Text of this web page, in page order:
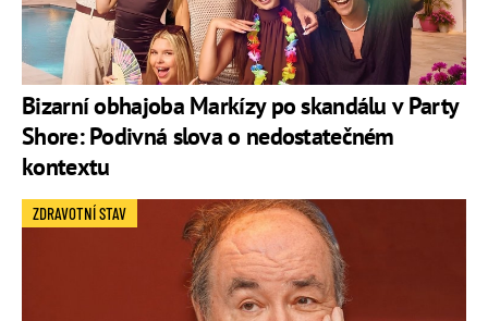
Bizarní obhajoba Markízy po skandálu v Party
Shore: Podivná slova o nedostatečném
kontextu
ZDRAVOTNÍ STAV